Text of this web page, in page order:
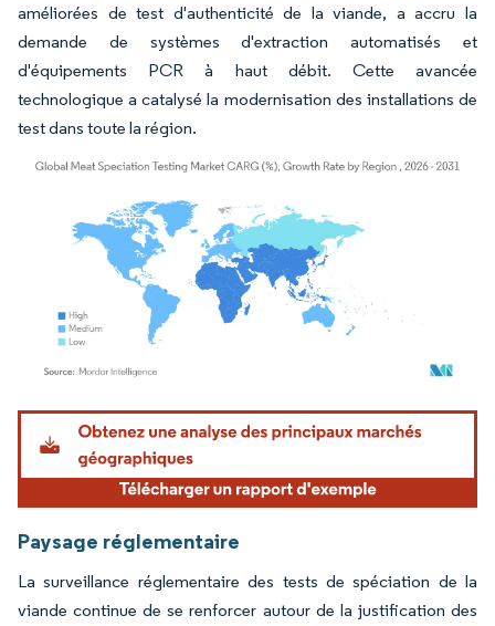
améliorées de test d'authenticité de la viande, a accru la
demande de systèmes d'extraction automatisés et
d'équipements PCR à haut débit. Cette avancée
technologique a catalysé la modernisation des installations de
test dans toute la région.
Image © Mordor Intelligence. La réutilisation nécessite une attribution sous CC BY
Paysage réglementaire
La surveillance réglementaire des tests de spéciation de la
viande continue de se renforcer autour de la justification des